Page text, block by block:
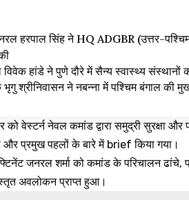
हरपाल सिंह ने HQ ADGBR (उत्तर-
हांडे ने पुणे दौरे में सैन्य स्वास्थ्य संस्थानों
श्रीनिवासन ने नबन्ना में पश्चिम बंगाल की
को वेस्टर्न नेवल कमांड द्वारा समुद्री सुरक्षा
और प्रमुख पहलों के बारे में brief किया गया।
जनरल शर्मा को कमांड के परिचालन ढांचे,
अवलोकन प्राप्त हुआ।